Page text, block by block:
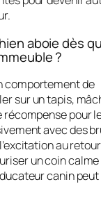
aboie dès
?
comportement de
sur un tapis,
pour
avec des
au
un coin calme
canin